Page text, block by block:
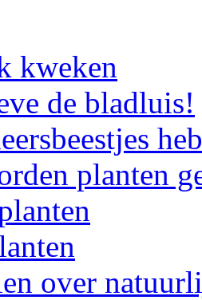
kweken
de bladluis!
planten
over